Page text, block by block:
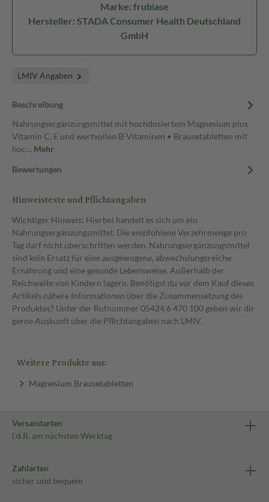
Marke: frubiase
Hersteller: STADA Consumer Health Deutschland
GmbH
LMIV Angaben
Beschreibung
Nahrungsergänzungsmittel mit hochdosiertem Magnesium plus
Vitamin C, E und wertvollen B-Vitaminen • Brausetabletten mit
hoc… Mehr
Bewertungen
Hinweistexte und Pflichtangaben
Wichtiger Hinweis: Hierbei handelt es sich um ein
Nahrungsergänzungsmittel. Die empfohlene Verzehrmenge pro
Tag darf nicht überschritten werden. Nahrungsergänzungsmittel
sind kein Ersatz für eine ausgewogene, abwechslungsreiche
Ernährung und eine gesunde Lebensweise. Außerhalb der
Reichweite von Kindern lagern. Benötigst du vor dem Kauf dieses
Artikels nähere Informationen über die Zusammensetzung des
Produktes? Unter der Rufnummer 05424 6 470 100 geben wir dir
gerne Auskunft über die Pflichtangaben nach LMIV.
Weitere Produkte aus:
Magnesium Brausetabletten
Versandarten
i.d.R. am nächsten Werktag
Zahlarten
sicher und bequem